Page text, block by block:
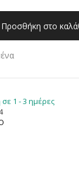
Προσθήκη στο
1 - 3 ημέρες